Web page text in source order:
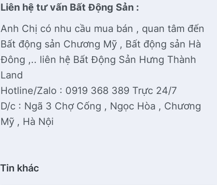
Liên hệ tư vấn Bất Động Sản :
Anh Chị có nhu cầu mua bán , quan tâm đến
Bất động sản Chương Mỹ , Bất động sản Hà
Đông ,.. liên hệ Bất Động Sản Hưng Thành
Land
Hotline/Zalo : 0919 368 389 Trực 24/7
D/c : Ngã 3 Chợ Cống , Ngọc Hòa , Chương
Mỹ , Hà Nội
Tin khác